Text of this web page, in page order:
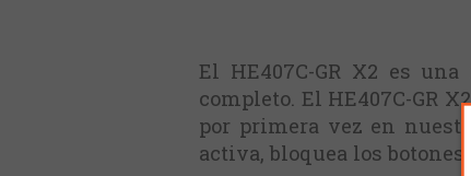
El HE407C-GR X2 es
completo. El HE407C-GR
por primera vez en
activa, bloquea los